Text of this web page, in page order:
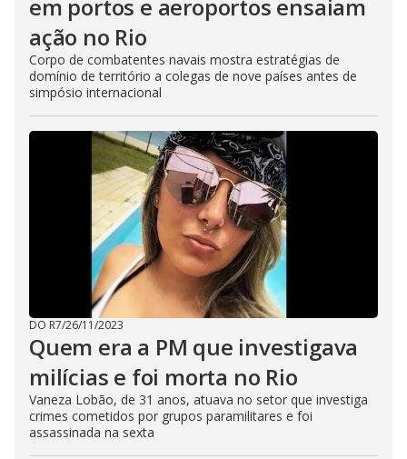
em portos e aeroportos ensaiam
ação no Rio
Corpo de combatentes navais mostra estratégias de
domínio de território a colegas de nove países antes de
simpósio internacional
DO R7/26/11/2023
Quem era a PM que investigava
milícias e foi morta no Rio
Vaneza Lobão, de 31 anos, atuava no setor que investiga
crimes cometidos por grupos paramilitares e foi
assassinada na sexta